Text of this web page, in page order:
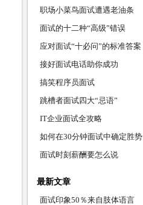
职场小菜鸟面试遭遇老油条
面试的十二种“高级”错误
应对面试“十必问”的标准答案
接好面试电话助你成功
搞笑程序员面试
跳槽者面试四大“忌语”
IT企业面试全攻略
如何在30分钟面试中确定胜势
面试时刻薪酬要怎么说
最新文章
面试印象50％来自肢体语言